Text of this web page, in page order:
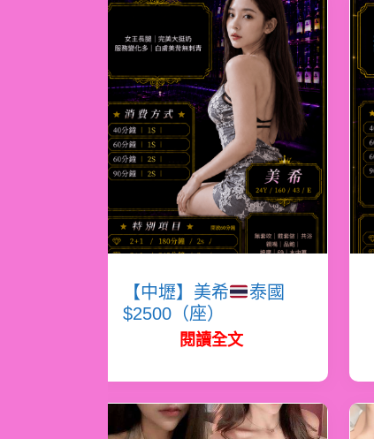
【中壢】美希
泰國
$2500（座）
閱讀全文